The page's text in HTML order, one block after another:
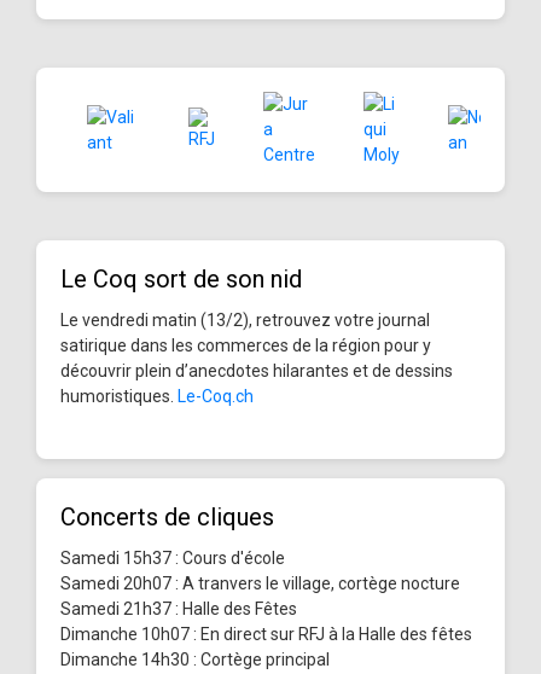
Le Coq sort de son nid
Le vendredi matin (13/2), retrouvez votre journal
satirique dans les commerces de la région pour y
découvrir plein d’anecdotes hilarantes et de dessins
humoristiques. Le-Coq.ch
Concerts de cliques
Samedi 15h37 : Cours d'école
Samedi 20h07 : A tranvers le village, cortège nocture
Samedi 21h37 : Halle des Fêtes
Dimanche 10h07 : En direct sur RFJ à la Halle des fêtes
Dimanche 14h30 : Cortège principal